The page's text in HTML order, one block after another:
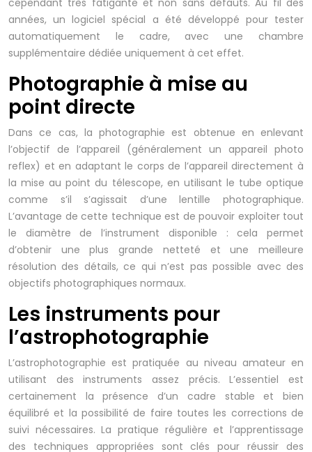
cependant très fatigante et non sans défauts. Au fil des
années, un logiciel spécial a été développé pour tester
automatiquement le cadre, avec une chambre
supplémentaire dédiée uniquement à cet effet.
Photographie à mise au
point directe
Dans ce cas, la photographie est obtenue en enlevant
l’objectif de l’appareil (généralement un appareil photo
reflex) et en adaptant le corps de l’appareil directement à
la mise au point du télescope, en utilisant le tube optique
comme s’il s’agissait d’une lentille photographique.
L’avantage de cette technique est de pouvoir exploiter tout
le diamètre de l’instrument disponible : cela permet
d’obtenir une plus grande netteté et une meilleure
résolution des détails, ce qui n’est pas possible avec des
objectifs photographiques normaux.
Les instruments pour
l’astrophotographie
L’astrophotographie est pratiquée au niveau amateur en
utilisant des instruments assez précis. L’essentiel est
certainement la présence d’un cadre stable et bien
équilibré et la possibilité de faire toutes les corrections de
suivi nécessaires. La pratique régulière et l’apprentissage
des techniques appropriées sont clés pour réussir des